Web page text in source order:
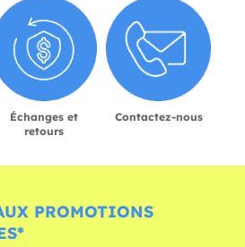
Échanges et
retours
Contactez-nous
PROMOTIONS